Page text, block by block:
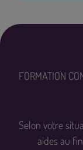
FORMATION
Selon votre
aides au